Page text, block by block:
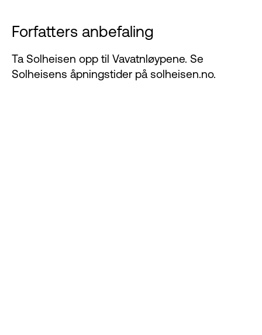
Forfatters anbefaling
Ta Solheisen opp til Vavatnløypene. Se
Solheisens åpningstider på solheisen.no.